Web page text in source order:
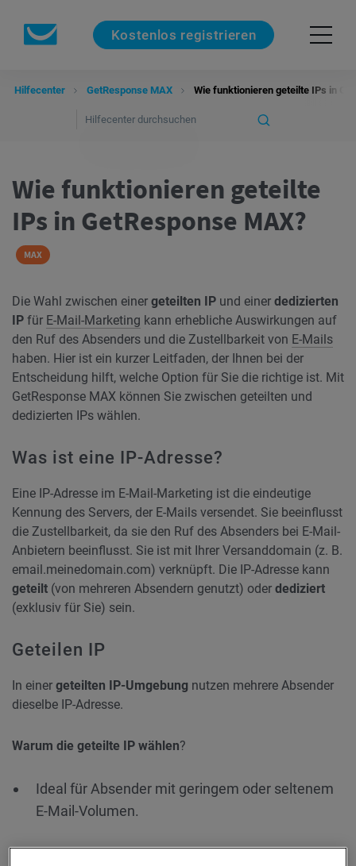
Kostenlos registrieren
Hilfecenter GetResponse MAX Wie funktionieren geteilte IPs in
Wie funktionieren geteilte
IPs in GetResponse MAX?
MAX
Die Wahl zwischen einer geteilten IP und einer dedizierten
IP für E-Mail-Marketing kann erhebliche Auswirkungen auf
den Ruf des Absenders und die Zustellbarkeit von E-Mails
haben. Hier ist ein kurzer Leitfaden, der Ihnen bei der
Entscheidung hilft, welche Option für Sie die richtige ist. Mit
GetResponse MAX können Sie zwischen geteilten und
dedizierten IPs wählen.
Was ist eine IP-Adresse?
Eine IP-Adresse im E-Mail-Marketing ist die eindeutige
Kennung des Servers, der E-Mails versendet. Sie beeinflusst
die Zustellbarkeit, da sie den Ruf des Absenders bei E-Mail-
Anbietern beeinflusst. Sie ist mit Ihrer Versanddomain (z. B.
email.meinedomain.com) verknüpft. Die IP-Adresse kann
geteilt (von mehreren Absendern genutzt) oder dediziert
(exklusiv für Sie) sein.
Geteilen IP
In einer geteilten IP-Umgebung nutzen mehrere Absender
dieselbe IP-Adresse.
Warum die geteilte IP wählen?
Ideal für Absender mit geringem oder seltenem
E-Mail-Volumen.